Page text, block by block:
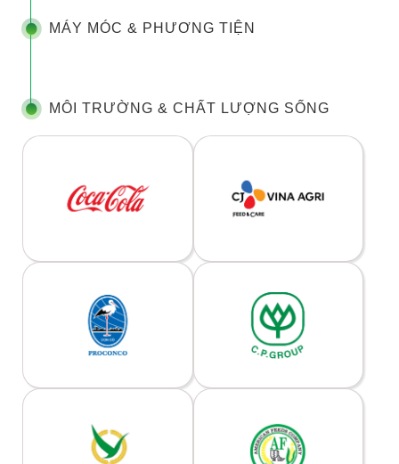
MÁY MÓC & PHƯƠNG TIỆN
MÔI TRƯỜNG & CHẤT LƯỢNG SỐNG